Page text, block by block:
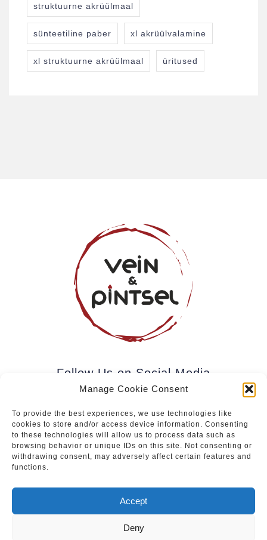
Manage Cookie Consent
To provide the best experiences, we use technologies like
cookies to store and/or access device information. Consenting
to these technologies will allow us to process data such as
browsing behavior or unique IDs on this site. Not consenting or
withdrawing consent, may adversely affect certain features and
functions.
Accept
Deny
struktuurne akrüülmaal
sünteetiline paber xl akrüülvalamine
xl struktuurne akrüülmaal üritused
Follow Us on Social Media
Subscribe to our newsletter.